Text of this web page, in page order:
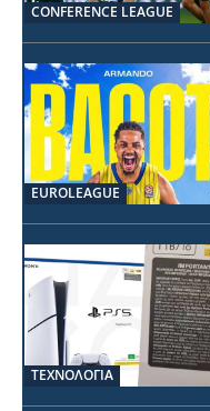
CONFERENCE LEAGUE
EUROLEAGUE
ΤΕΧΝΟΛΟΓΙΑ